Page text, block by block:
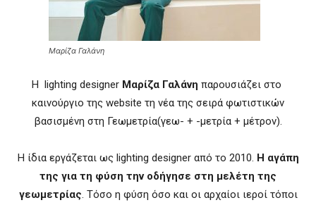
Μαρίζα Γαλάνη
Η lighting designer Μαρίζα Γαλάνη παρουσιάζει στο
καινούργιο της website τη νέα της σειρά φωτιστικών
βασισμένη στη Γεωμετρία(γεω- + -μετρία + μέτρον).
Η ίδια εργάζεται ως lighting designer από το 2010. Η αγάπη
της για τη φύση την οδήγησε στη μελέτη της
γεωμετρίας. Τόσο η φύση όσο και οι αρχαίοι ιεροί τόποι